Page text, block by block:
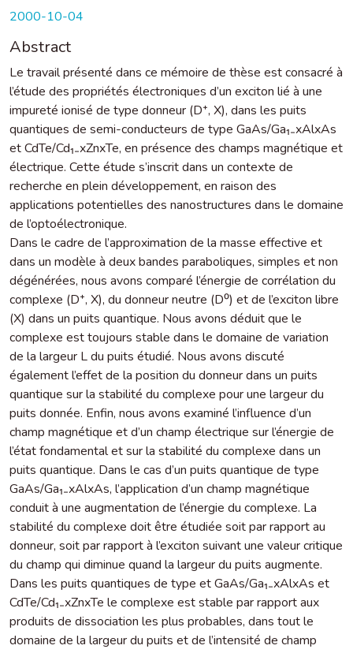
2000-10-04
Abstract
Le travail présenté dans ce mémoire de thèse est consacré à
l’étude des propriétés électroniques d’un exciton lié à une
impureté ionisé de type donneur (D⁺, X), dans les puits
quantiques de semi-conducteurs de type GaAs/Ga₁₋xAlxAs
et CdTe/Cd₁₋xZnxTe, en présence des champs magnétique et
électrique. Cette étude s’inscrit dans un contexte de
recherche en plein développement, en raison des
applications potentielles des nanostructures dans le domaine
de l’optoélectronique.
Dans le cadre de l’approximation de la masse effective et
dans un modèle à deux bandes paraboliques, simples et non
dégénérées, nous avons comparé l’énergie de corrélation du
complexe (D⁺, X), du donneur neutre (D⁰) et de l’exciton libre
(X) dans un puits quantique. Nous avons déduit que le
complexe est toujours stable dans le domaine de variation
de la largeur L du puits étudié. Nous avons discuté
également l’effet de la position du donneur dans un puits
quantique sur la stabilité du complexe pour une largeur du
puits donnée. Enfin, nous avons examiné l’influence d’un
champ magnétique et d’un champ électrique sur l’énergie de
l’état fondamental et sur la stabilité du complexe dans un
puits quantique. Dans le cas d’un puits quantique de type
GaAs/Ga₁₋xAlxAs, l’application d’un champ magnétique
conduit à une augmentation de l’énergie du complexe. La
stabilité du complexe doit être étudiée soit par rapport au
donneur, soit par rapport à l’exciton suivant une valeur critique
du champ qui diminue quand la largeur du puits augmente.
Dans les puits quantiques de type et GaAs/Ga₁₋xAlxAs et
CdTe/Cd₁₋xZnxTe le complexe est stable par rapport aux
produits de dissociation les plus probables, dans tout le
domaine de la largeur du puits et de l’intensité de champ